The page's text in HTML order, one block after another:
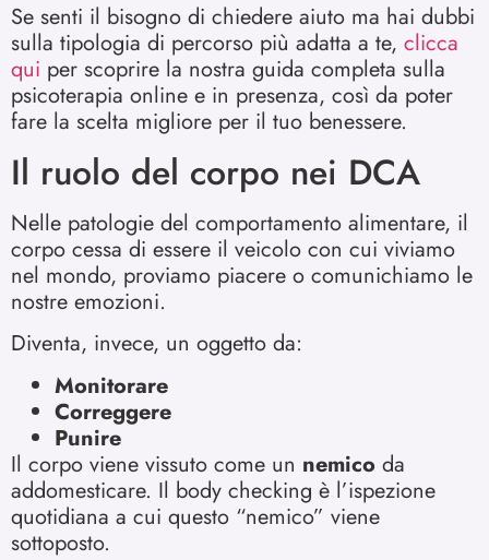
Se senti il bisogno di chiedere aiuto ma hai dubbi
sulla tipologia di percorso più adatta a te, clicca
qui per scoprire la nostra guida completa sulla
psicoterapia online e in presenza, così da poter
fare la scelta migliore per il tuo benessere.
Il ruolo del corpo nei DCA
Nelle patologie del comportamento alimentare, il
corpo cessa di essere il veicolo con cui viviamo
nel mondo, proviamo piacere o comunichiamo le
nostre emozioni.
Diventa, invece, un oggetto da:
Monitorare
Correggere
Punire
Il corpo viene vissuto come un nemico da
addomesticare. Il body checking è l’ispezione
quotidiana a cui questo “nemico” viene
sottoposto.